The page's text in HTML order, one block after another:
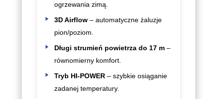
ogrzewania zimą.
3D Airflow– automatyczne żaluzje
pion/poziom.
Długi strumień powietrza do 17 m–
równomierny komfort.
Tryb HI‑POWER– szybkie osiąganie
zadanej temperatury.